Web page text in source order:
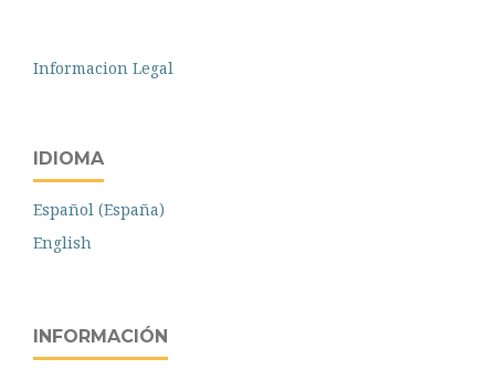
Informacion Legal
IDIOMA
Español (España)
English
INFORMACIÓN